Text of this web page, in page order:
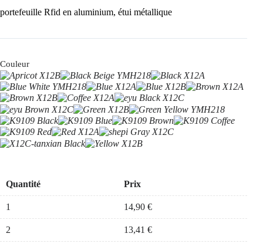
portefeuille Rfid en aluminium, étui métallique
Couleur
Quantité Prix
1 14,90 €
2 13,41 €